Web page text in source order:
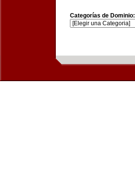
Categorías de Dominio: